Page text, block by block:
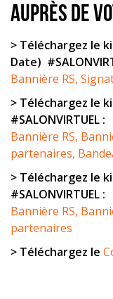
auprès de
> Téléchargez le
Date)
Bannière RS,
> Téléchargez le
#SALONVIRTUEL :
Bannière RS,
partenaires,
> Téléchargez le
#SALONVIRTUEL :
Bannière RS,
partenaires
> Téléchargez le